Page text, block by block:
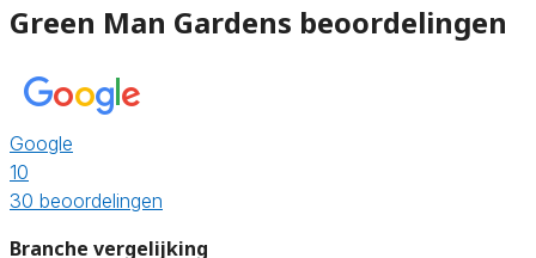
Green Man Gardens beoordelingen
Google
10
30 beoordelingen
Branche vergelijking